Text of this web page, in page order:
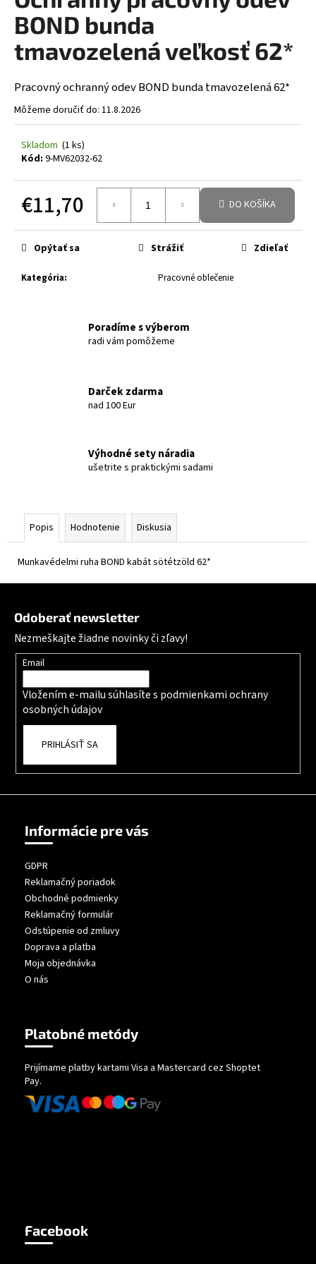
BOND bunda
tmavozelená veľkosť 62*
Pracovný ochranný odev BOND bunda tmavozelená 62*
Môžeme doručiť do: 11.8.2026
Skladom (1 ks)
Kód: 9-MV62032-62
€11,70 DO KOŠÍKA
Kategória: Pracovné oblečenie
Opýtať sa Strážiť Zdieľať
Poradíme s výberom
radi vám pomôžeme
Darček zdarma
nad 100 Eur
Výhodné sety náradia
ušetrite s praktickými sadami
Popis Hodnotenie Diskusia
Munkavédelmi ruha BOND kabát sötétzöld 62*
á
j
s
?
HĽADAŤ
Odoberať newsletter
Nezmeškajte žiadne novinky či zľavy!
Email
Vložením e-mailu súhlasíte s podmienkami ochrany
osobných údajov
PRIHLÁSIŤ SA
Informácie pre vás
GDPR
Reklamačný poriadok
Obchodné podmienky
Reklamačný formulár
Odstúpenie od zmluvy
Doprava a platba
Moja objednávka
O nás
Platobné metódy
Prijímame platby kartami Visa a Mastercard cez Shoptet
Pay.
Facebook